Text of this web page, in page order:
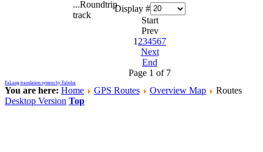
Display #
Start
Prev
1 234567
Next
End
Page 1 of 7
FaLang translation system by Faboba
You are here: Home GPS Routes Overview Map
Routes
Desktop Version Top